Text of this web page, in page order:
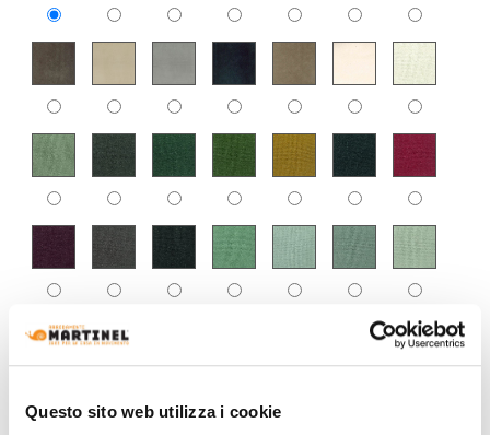
Questo sito web utilizza i cookie